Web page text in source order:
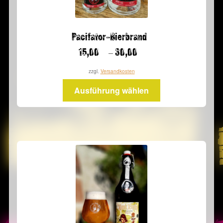
Pacifator-Bierbrand
15,00
–30,00
zzgl. Versandkosten
Ausführung wählen
weist